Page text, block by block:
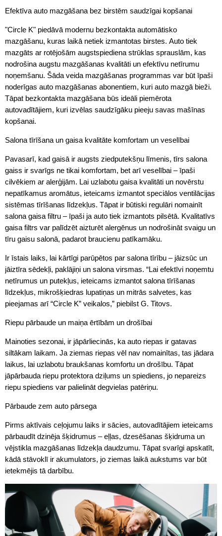
Efektīva auto mazgāšana bez birstēm saudzīgai kopšanai
"Circle K" piedāvā modernu bezkontakta automātisko
mazgāšanu, kuras laikā netiek izmantotas birstes. Auto tiek
mazgāts ar rotējošām augstspiediena strūklas sprauslām, kas
nodrošina augstu mazgāšanas kvalitāti un efektīvu netīrumu
noņemšanu. Šāda veida mazgāšanas programmas var būt īpaši
noderīgas auto mazgāšanas abonentiem, kuri auto mazgā bieži.
Tāpat bezkontakta mazgāšana būs ideāli piemērota
autovadītājiem, kuri izvēlas saudzīgāku pieeju savas mašīnas
kopšanai.
Salona tīrīšana un gaisa kvalitāte komfortam un veselībai
Pavasarī, kad gaisā ir augsts ziedputekšņu līmenis, tīrs salona
gaiss ir svarīgs ne tikai komfortam, bet arī veselībai – īpaši
cilvēkiem ar alerģijām. Lai uzlabotu gaisa kvalitāti un novērstu
nepatīkamus aromātus, ieteicams izmantot speciālos ventilācijas
sistēmas tīrīšanas līdzekļus. Tāpat ir būtiski regulāri nomainīt
salona gaisa filtru – īpaši ja auto tiek izmantots pilsētā. Kvalitatīvs
gaisa filtrs var palīdzēt aizturēt alergēnus un nodrošināt svaigu un
tīru gaisu salonā, padarot braucienu patīkamāku.
Ir īstais laiks, lai kārtīgi parūpētos par salona tīrību – jāizsūc un
jāiztīra sēdekļi, paklājiņi un salona virsmas. “Lai efektīvi noņemtu
netīrumus un putekļus, ieteicams izmantot salona tīrīšanas
līdzekļus, mikrošķiedras lupatiņas un mitrās salvetes, kas
pieejamas arī “Circle K” veikalos,” piebilst G. Titovs.
Riepu pārbaude un maiņa ērtībām un drošībai
Mainoties sezonai, ir jāpārliecinās, ka auto riepas ir gatavas
siltākam laikam. Ja ziemas riepas vēl nav nomainītas, tas jādara
laikus, lai uzlabotu braukšanas komfortu un drošību. Tāpat
jāpārbauda riepu protektora dziļums un spiediens, jo nepareizs
riepu spiediens var palielināt degvielas patēriņu.
Pārbaude zem auto pārsega
Pirms aktīvais ceļojumu laiks ir sācies, autovadītājiem ieteicams
pārbaudīt dzinēja šķidrumus – eļļas, dzesēšanas šķidruma un
vējstikla mazgāšanas līdzekļa daudzumu. Tāpat svarīgi apskatīt,
kādā stāvoklī ir akumulators, jo ziemas laikā aukstums var būt
ietekmējis tā darbību.